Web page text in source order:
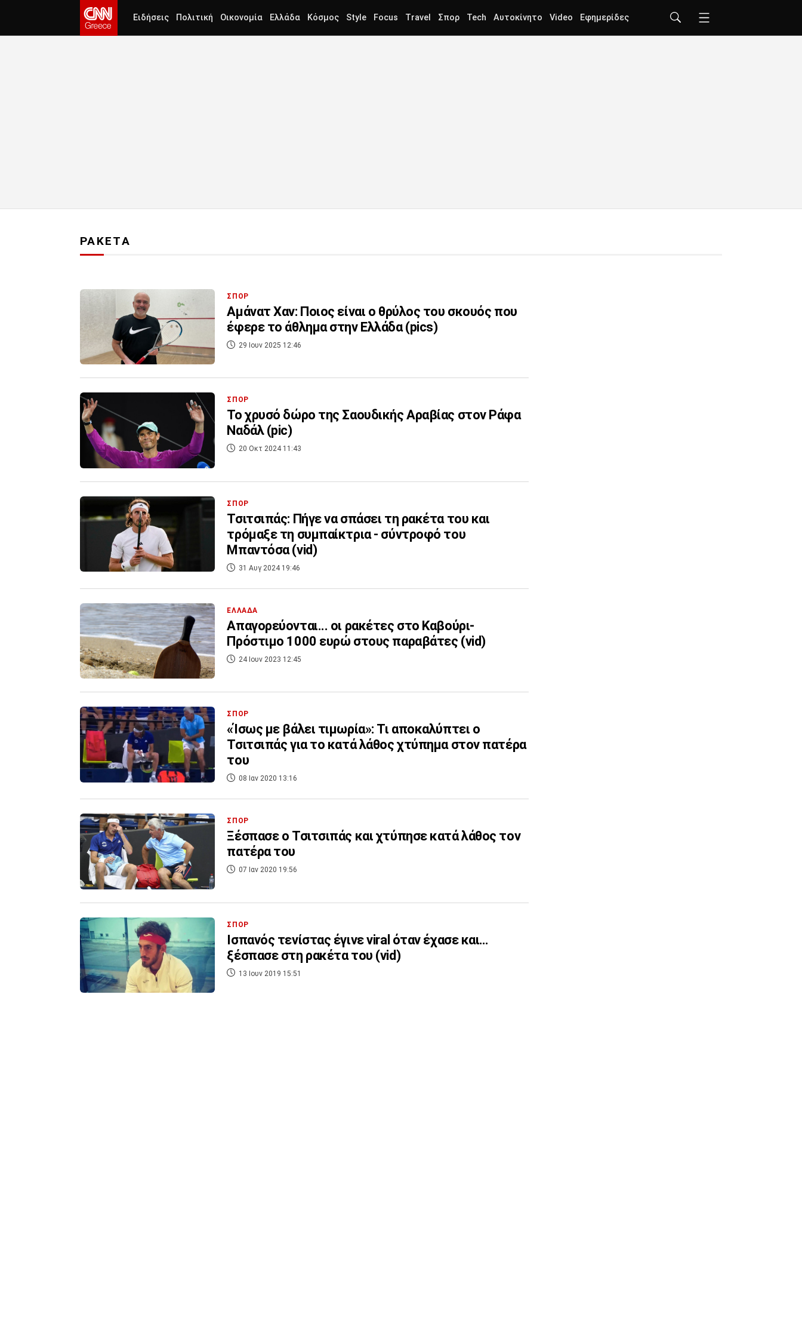
Ειδήσεις Πολιτική Οικονομία Ελλάδα Κόσμος Style Focus Travel Σπορ Tech Αυτοκίνητο Video Εφημερίδες
ΡΑΚΕΤΑ
ΣΠΟΡ
Αμάνατ Χαν: Ποιος είναι ο θρύλος του σκουός που
έφερε το άθλημα στην Ελλάδα (pics)
29 Ιουν 2025 12:46
ΣΠΟΡ
Το χρυσό δώρο της Σαουδικής Αραβίας στον Ράφα
Ναδάλ (pic)
20 Οκτ 2024 11:43
ΣΠΟΡ
Τσιτσιπάς: Πήγε να σπάσει τη ρακέτα του και
τρόμαξε τη συμπαίκτρια - σύντροφό του
Μπαντόσα (vid)
31 Αυγ 2024 19:46
ΕΛΛΑΔΑ
Απαγορεύονται... οι ρακέτες στο Καβούρι-
Πρόστιμο 1000 ευρώ στους παραβάτες (vid)
24 Ιουν 2023 12:45
ΣΠΟΡ
«Ίσως με βάλει τιμωρία»: Τι αποκαλύπτει ο
Τσιτσιπάς για το κατά λάθος χτύπημα στον πατέρα
του
08 Ιαν 2020 13:16
ΣΠΟΡ
Ξέσπασε ο Τσιτσιπάς και χτύπησε κατά λάθος τον
πατέρα του
07 Ιαν 2020 19:56
ΣΠΟΡ
Ισπανός τενίστας έγινε viral όταν έχασε και…
ξέσπασε στη ρακέτα του (vid)
13 Ιουν 2019 15:51